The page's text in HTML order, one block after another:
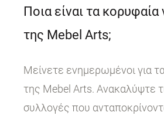
Ποια είναι τα
της Mebel Arts;
Μείνετε ενημερωμένοι για
της Mebel Arts. Ανακαλύψτε
συλλογές που